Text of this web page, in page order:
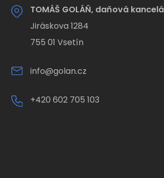
TOMÁŠ GOLÁŇ, daňová
Jiráskova 1284
755 01 Vsetín
info@golan.cz
+420 602 705 103